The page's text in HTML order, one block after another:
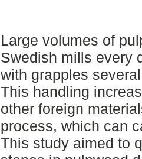
Large volumes of
Swedish mills every
with grapples
This handling
other foreign
process, which can
This study aimed to